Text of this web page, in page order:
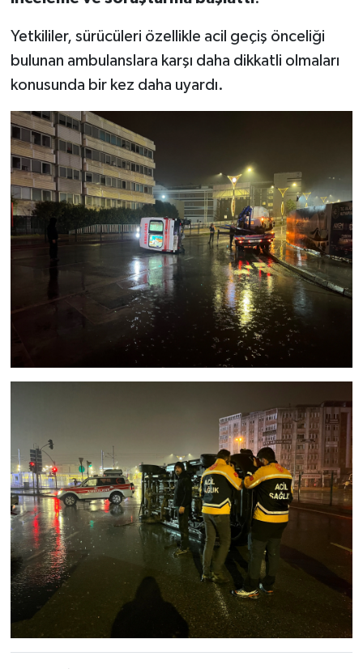
Yetkililer, sürücüleri özellikle acil geçiş önceliği
bulunan ambulanslara karşı daha dikkatli olmaları
konusunda bir kez daha uyardı.